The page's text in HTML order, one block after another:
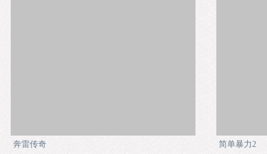
奔雷传奇 简单暴力2